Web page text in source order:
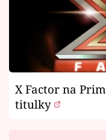
X Factor na
titulky